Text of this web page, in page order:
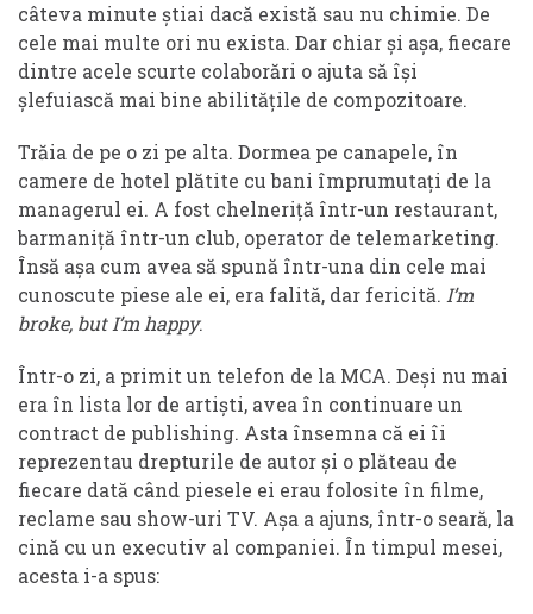
câteva minute știai dacă există sau nu chimie. De
cele mai multe ori nu exista. Dar chiar și așa, fiecare
dintre acele scurte colaborări o ajuta să își
șlefuiască mai bine abilitățile de compozitoare.
Trăia de pe o zi pe alta. Dormea pe canapele, în
camere de hotel plătite cu bani împrumutați de la
managerul ei. A fost chelneriță într-un restaurant,
barmaniță într-un club, operator de telemarketing.
Însă așa cum avea să spună într-una din cele mai
cunoscute piese ale ei, era falită, dar fericită. I’m
broke, but I’m happy.
Într-o zi, a primit un telefon de la MCA. Deși nu mai
era în lista lor de artiști, avea în continuare un
contract de publishing. Asta însemna că ei îi
reprezentau drepturile de autor și o plăteau de
fiecare dată când piesele ei erau folosite în filme,
reclame sau show-uri TV. Așa a ajuns, într-o seară, la
cină cu un executiv al companiei. În timpul mesei,
acesta i-a spus: